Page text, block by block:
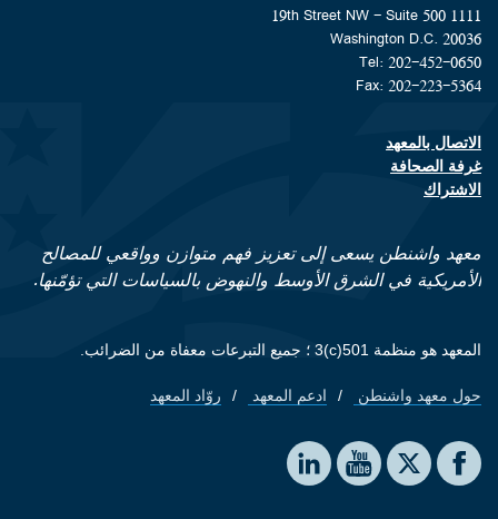
1111 19th Street NW - Suite 500
Washington D.C. 20036
Tel: 202-452-0650
Fax: 202-223-5364
Footer contact links
الاتصال بالمعهد
غرفة الصحافة
الاشتراك
معهد واشنطن يسعى إلى تعزيز فهم متوازن وواقعي للمصالح
الأمريكية في الشرق الأوسط والنهوض بالسياسات التي تؤمّنها.
المعهد هو منظمة 501(c)3 ؛ جميع التبرعات معفاة من الضرائب.
Footer quick links
حول معهد واشنطن ادعم المعهد روّاد المعهد
Social media
The Washington Institute on Facebook
The Washington Institute on X
The Washington Institute on YouTube
The Washington Institute on LinkedIn